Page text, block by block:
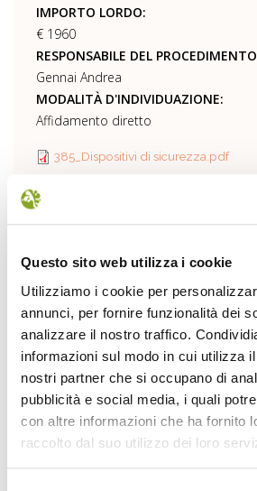
Questo sito web utilizza i cookie
Utilizziamo i cookie per
annunci, per fornire funzionalità dei
analizzare il nostro traffico.
informazioni sul modo in cui utilizza
nostri partner che si occupano di
pubblicità e social media, i quali
con altre informazioni che ha fornito
raccolto dal suo utilizzo dei loro
IMPORTO LORDO:
€ 1960
RESPONSABILE DEL
Gennai Andrea
MODALITÀ D'INDIVIDUAZIONE:
Affidamento diretto
385_Dispositivi di sicurezza.pdf
SILVOPASTORALI IN COMUNE DI
12/11/2012
BENEFICIARIO:
Lapo Lapi
NORMA O TITOLO A BASE
Dlgs 163/2006 Determina n° 420